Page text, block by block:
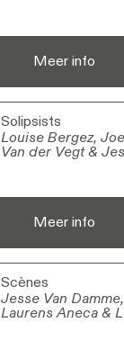
Meer info
Solipsists
Solipsists
Louise Bergez,
Van der Vegt &
Louise Bergez,
Van der Vegt &
Meer info
Scènes
Scènes
Jesse Van
Laurens Aneca &
Jesse Van
Laurens Aneca &